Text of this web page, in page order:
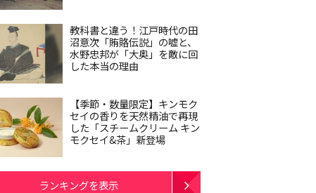
教科書と違う！江戸時代の田
沼意次「賄賂伝説」の嘘と、
水野忠邦が「大奥」を敵に回
した本当の理由
【季節・数量限定】キンモク
セイの香りを天然精油で再現
した「スチームクリーム キン
モクセイ&茶」新登場
ランキングを表示